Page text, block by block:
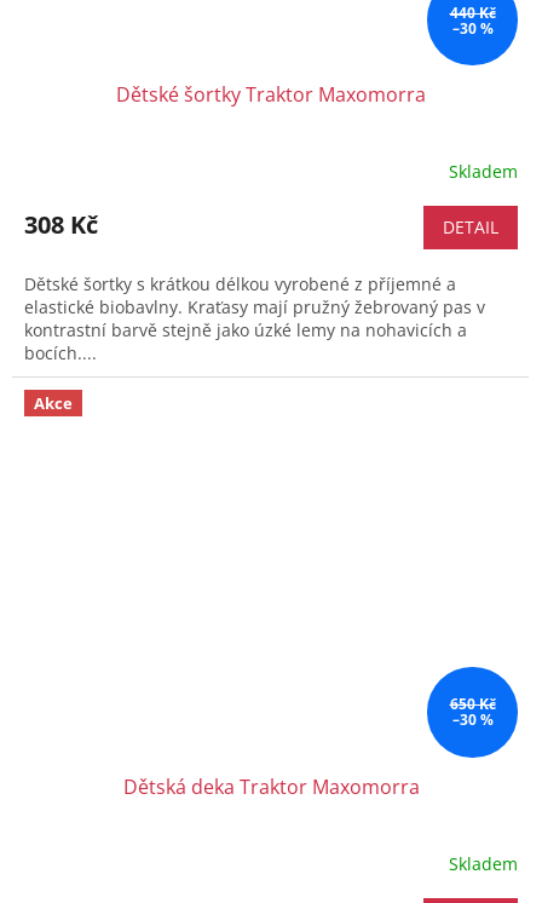
440 Kč
–30 %
Dětské šortky Traktor Maxomorra
Skladem
308 Kč DETAIL
Dětské šortky s krátkou délkou vyrobené z příjemné a
elastické biobavlny. Kraťasy mají pružný žebrovaný pas v
kontrastní barvě stejně jako úzké lemy na nohavicích a
bocích....
Akce
650 Kč
–30 %
Dětská deka Traktor Maxomorra
Skladem